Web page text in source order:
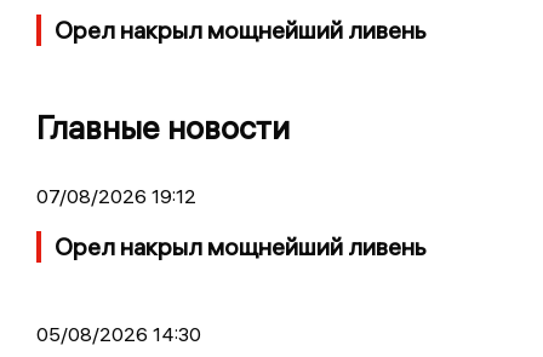
Орел накрыл мощнейший ливень
Главные новости
07/08/2026 19:12
Орел накрыл мощнейший ливень
05/08/2026 14:30